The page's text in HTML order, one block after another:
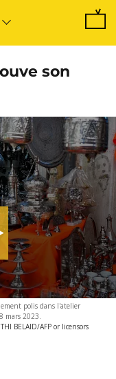
son
polis dans l'atelier
mars 2023.
BELAID/AFP or licensors